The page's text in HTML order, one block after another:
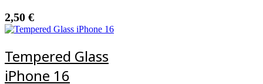
2,50 €
Tempered Glass
iPhone 16